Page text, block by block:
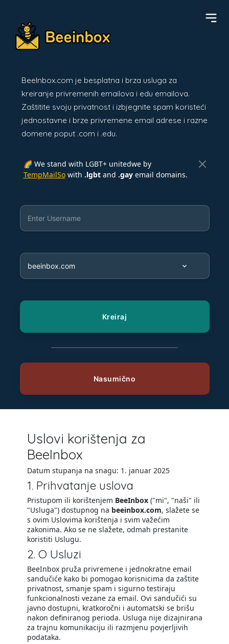
BeeInbox.com je besplatna i brza usluga za
kreiranje privremenih emailova i edu emailova.
Zaštitite svoju privatnost i izbjegnite spam koristeći
jednostavne i brze privremene email adrese i razne
domene poput .com i .edu.
🌈 We stand with LGBT+ unitedwe by
TempMailSowith .lgbtand .gayemail domains.
Uslovi korištenja za
BeeInbox
Datum stupanja na snagu: 1. januar 2025
1. Prihvatanje uslova
Pristupom ili korištenjem BeeInbox("mi", "naši" ili
"Usluga") dostupnog na beeinbox.com, slažete se
s ovim Uslovima korištenja i svim važećim
zakonima. Ako se ne slažete, odmah prestanite
koristiti Uslugu.
2. O Usluzi
BeeInbox pruža privremene i jednokratne email
sandučiće kako bi pomogao korisnicima da zaštite
privatnost, smanje spam i sigurno testiraju
funkcionalnosti vezane za email. Ovi sandučići su
javno dostupni, kratkoročni i automatski se brišu
nakon definiranog perioda. Usluga nije dizajnirana
za trajnu komunikaciju ili razmjenu povjerljivih
podataka.